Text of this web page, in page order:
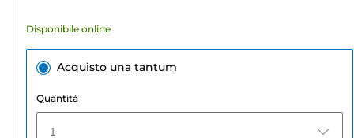
Disponibile online
Acquisto una tantum
Quantità
1